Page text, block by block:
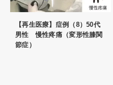
【再生医療】症例（8）50代
男性 慢性疼痛（変形性膝関
節症）